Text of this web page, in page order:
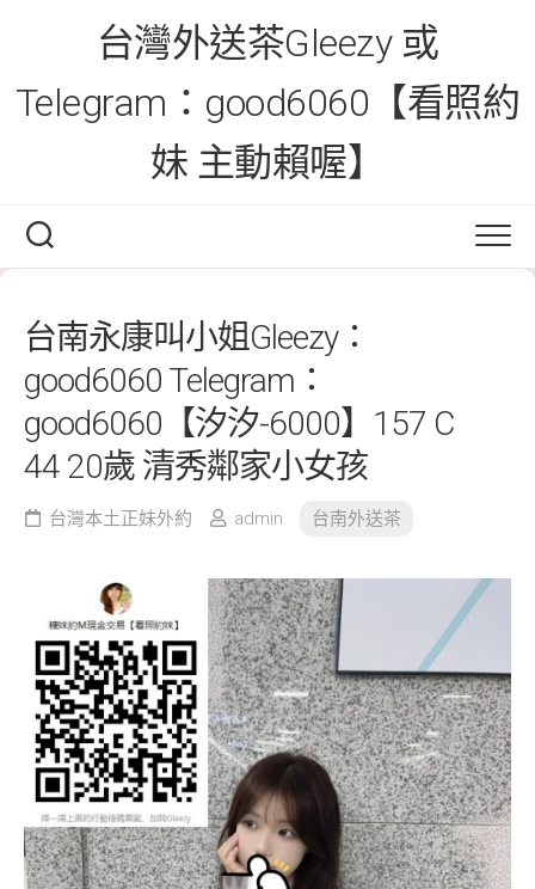
台灣外送茶Gleezy 或
Telegram：good6060【看照約
妹 主動賴喔】
台南永康叫小姐Gleezy：
good6060 Telegram：
good6060【汐汐-6000】157 C
44 20歲 清秀鄰家小女孩
台灣本土正妹外約 admin 台南外送茶